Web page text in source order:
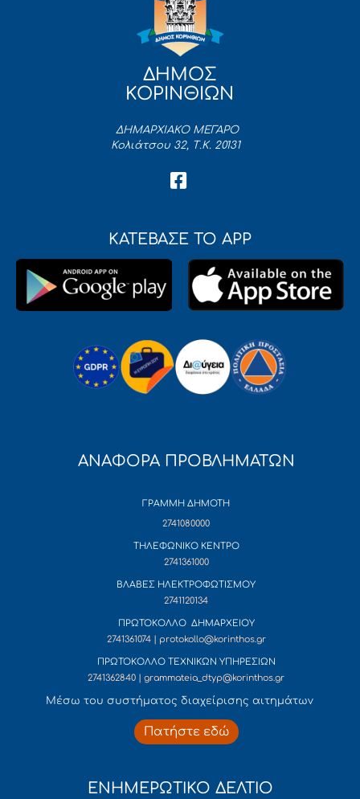
ΔΗΜΟΣ
ΚΟΡΙΝΘΙΩΝ
ΔΗΜΑΡΧΙΑΚΟ ΜΕΓΑΡΟ
Κολιάτσου 32, Τ.Κ. 20131
ΚΑΤΕΒΑΣΕ ΤΟ APP
ΑΝΑΦΟΡΑ ΠΡΟΒΛΗΜΑΤΩΝ
ΓΡΑΜΜΗ ΔΗΜΟΤΗ
2741080000
ΤΗΛΕΦΩΝΙΚΟ ΚΕΝΤΡΟ
2741361000
ΒΛΑΒΕΣ ΗΛΕΚΤΡΟΦΩΤΙΣΜΟΥ
2741120134
ΠΡΩΤΟΚΟΛΛΟ ΔΗΜΑΡΧΕΙΟΥ
2741361074 | protokollo@korinthos.gr
ΠΡΩΤΟΚΟΛΛΟ ΤΕΧΝΙΚΩΝ ΥΠΗΡΕΣΙΩΝ
2741362840 | grammateia_dtyp@korinthos.gr
Mέσω του συστήματος διαχείρισης αιτημάτων
Πατήστε εδώ
ΕΝΗΜΕΡΩΤΙΚΟ ΔΕΛΤΙΟ